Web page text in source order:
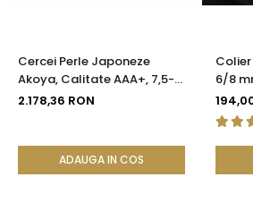
Cercei Perle Japoneze
Akoya, Calitate AAA+, 7,5-8
mm și Aur Galben 14K |
2.178,36 RON
ADAUGA IN COS
6/8
Argint